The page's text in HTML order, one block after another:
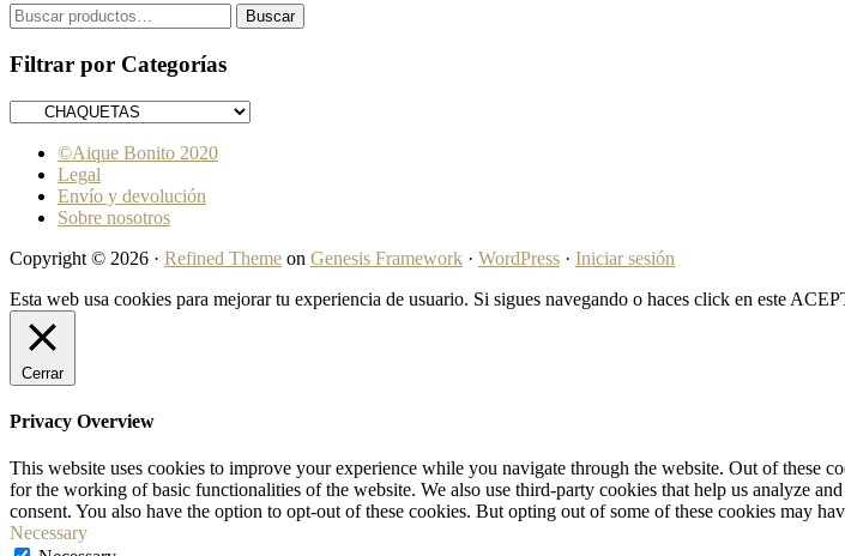
Buscar
por:
Buscar
Filtrar por Categorías
©Aique Bonito 2020
Legal
Envío y devolución
Sobre nosotros
Copyright © 2026 · Refined Theme on Genesis Framework · WordPress · Iniciar sesión
Esta web usa cookies para mejorar tu experiencia de usuario. Si sigues navegando o haces click en este
Cerrar
Privacy Overview
This website uses cookies to improve your experience while you navigate through the website. Out of these
for the working of basic functionalities of the website. We also use third-party cookies that help us analyze
consent. You also have the option to opt-out of these cookies. But opting out of some of these cookies may
Necessary